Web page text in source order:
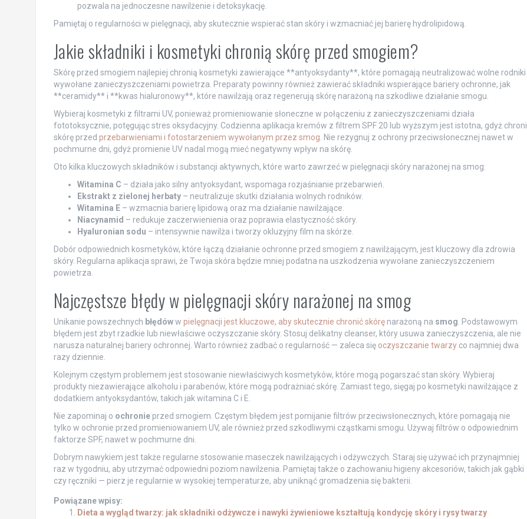
pozwala na jednoczesne nawilżenie i detoksykację.
Pamiętaj o regularności w pielęgnacji, aby skutecznie wspierać stan skóry i wzmacniać jej barierę hydrolipidową.
Jakie składniki i kosmetyki chronią skórę przed smogiem?
Skórę przed smogiem najlepiej chronią kosmetyki zawierające **antyoksydanty**, które pomagają neutralizować wolne rodniki
wywołane zanieczyszczeniami powietrza. Preparaty powinny również zawierać składniki wspierające bariery ochronne, jak
**ceramidy** i **kwas hialuronowy**, które nawilżają oraz regenerują skórę narażoną na szkodliwe działanie smogu.
Wybieraj kosmetyki z filtrami UV, ponieważ promieniowanie słoneczne w połączeniu z zanieczyszczeniami działa
fototoksycznie, potęgując stres oksydacyjny. Codzienna aplikacja kremów z filtrem SPF 20 lub wyższym jest istotna, gdyż chroni
skórę przed przebarwieniami i fotostarzeniem wywołanym przez smog. Nie rezygnuj z ochrony przeciwsłonecznej nawet w
pochmurne dni, gdyż promienie UV nadal mogą mieć negatywny wpływ na skórę.
Oto kilka kluczowych składników i substancji aktywnych, które warto zawrzeć w pielęgnacji skóry narażonej na smog:
Witamina C – działa jako silny antyoksydant, wspomaga rozjaśnianie przebarwień.
Ekstrakt z zielonej herbaty– neutralizuje skutki działania wolnych rodników.
Witamina E– wzmacnia barierę lipidową oraz ma działanie nawilżające.
Niacynamid – redukuje zaczerwienienia oraz poprawia elastyczność skóry.
Hyaluronian sodu – intensywnie nawilża i tworzy okluzyjny film na skórze.
Dobór odpowiednich kosmetyków, które łączą działanie ochronne przed smogiem z nawilżającym, jest kluczowy dla zdrowia
skóry. Regularna aplikacja sprawi, że Twoja skóra będzie mniej podatna na uszkodzenia wywołane zanieczyszczeniem
powietrza.
Najczęstsze błędy w pielęgnacji skóry narażonej na smog
Unikanie powszechnych błędóww pielęgnacji jest kluczowe, aby skutecznie chronić skóręnarażoną na smog. Podstawowym
błędem jest zbyt rzadkie lub niewłaściwe oczyszczanie skóry. Stosuj delikatny cleanser, który usuwa zanieczyszczenia, ale nie
narusza naturalnej bariery ochronnej. Warto również zadbać o regularność — zaleca się oczyszczanie twarzyco najmniej dwa
razy dziennie.
Kolejnym częstym problemem jest stosowanie niewłaściwych kosmetyków, które mogą pogarszać stan skóry. Wybieraj
produkty niezawierające alkoholu i parabenów, które mogą podrażniać skórę. Zamiast tego, sięgaj po kosmetyki nawilżające z
dodatkiem antyoksydantów, takich jak witamina C i E.
Nie zapominaj o ochronieprzed smogiem. Częstym błędem jest pomijanie filtrów przeciwsłonecznych, które pomagają nie
tylko w ochronie przed promieniowaniem UV, ale również przed szkodliwymi cząstkami smogu. Używaj filtrów o odpowiednim
faktorze SPF, nawet w pochmurne dni.
Dobrym nawykiem jest także regularne stosowanie maseczek nawilżających i odżywczych. Staraj się używać ich przynajmniej
raz w tygodniu, aby utrzymać odpowiedni poziom nawilżenia. Pamiętaj także o zachowaniu higieny akcesoriów, takich jak gąbki
czy ręczniki — pierz je regularnie w wysokiej temperaturze, aby uniknąć gromadzenia się bakterii.
Powiązane wpisy:
Dieta a wygląd twarzy: jak składniki odżywcze i nawyki żywieniowe kształtują kondycję skóry i rysy twarzy